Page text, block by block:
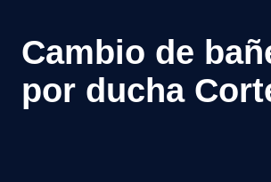
Cambio de
por ducha